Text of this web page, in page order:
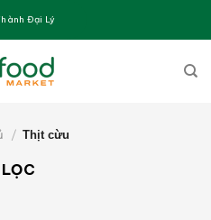
Đại Lý
/ Thịt cừu
LỌC